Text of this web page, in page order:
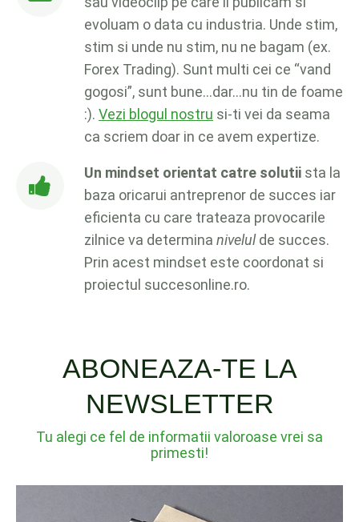
evoluam o data cu industria. Unde stim,
stim si unde nu stim, nu ne bagam (ex.
Forex Trading). Sunt multi cei ce “vand
gogosi”, sunt bune…dar…nu tin de foame
:). Vezi blogul nostru si-ti vei da seama
ca scriem doar in ce avem expertize.
Un mindset orientat catre solutii sta la
baza oricarui antreprenor de succes iar
eficienta cu care trateaza provocarile
zilnice va determina nivelulde succes.
Prin acest mindset este coordonat si
proiectul succesonline.ro.
ABONEAZA-TE LA
NEWSLETTER
Tu alegi ce fel de informatii valoroase vrei sa
primesti!